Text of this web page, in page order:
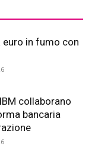
in fumo con
collaborano
bancaria